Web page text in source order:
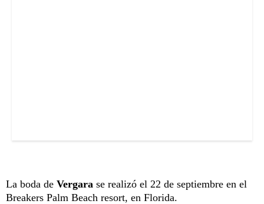
La boda de Vergara se realizó el 22 de septiembre en el
Breakers Palm Beach resort, en Florida.